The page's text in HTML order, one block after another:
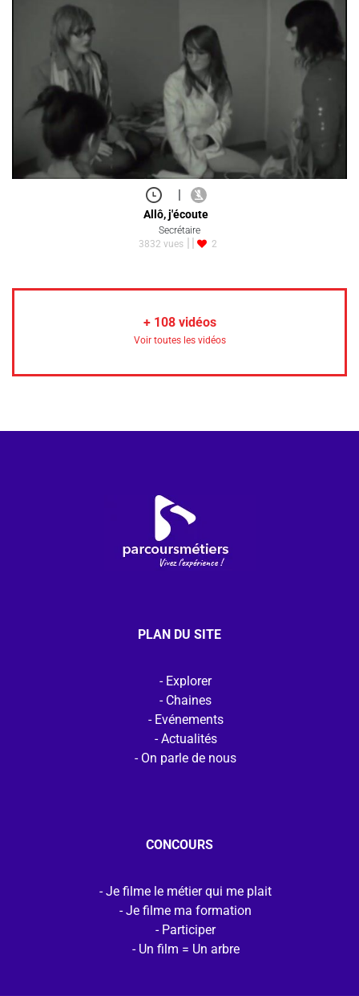
|
Allô, j'écoute
Secrétaire
3832 vues
2
+ 108vidéos
Voir toutes les vidéos
PLAN DU SITE
Explorer
Chaines
Evénements
Actualités
On parle de nous
CONCOURS
Je filme le métier qui me plait
Je filme ma formation
Participer
Un film = Un arbre